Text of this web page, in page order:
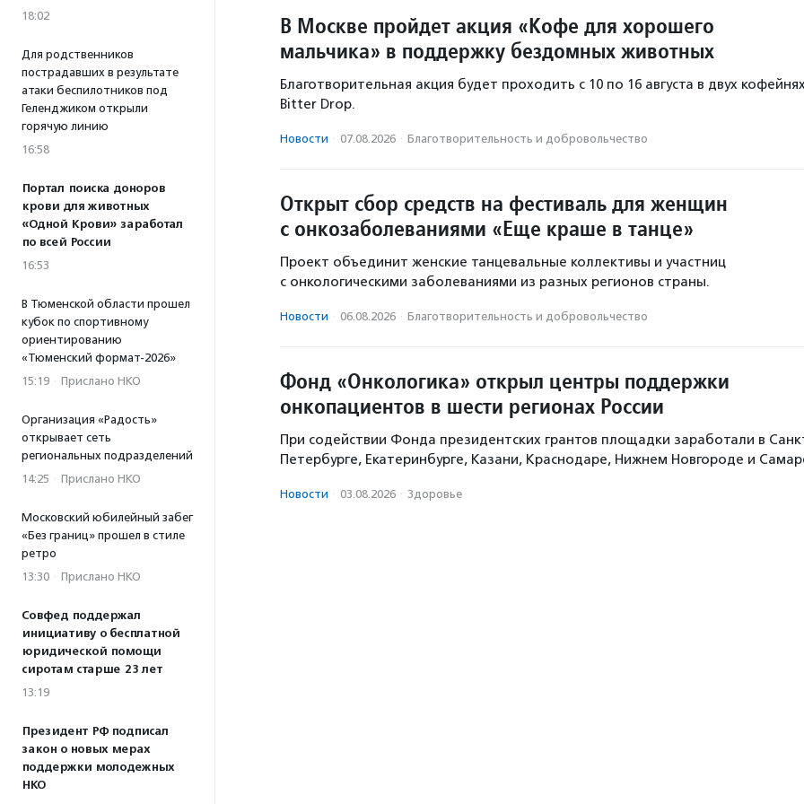
18:02
Для родственников
пострадавших в результате
атаки беспилотников под
Геленджиком открыли
горячую линию
16:58
Портал поиска доноров
крови для животных
«Одной Крови» заработал
по всей России
16:53
В Тюменской области прошел
кубок по спортивному
ориентированию
«Тюменский формат-2026»
15:19 · Прислано НКО
Организация «Радость»
открывает сеть
региональных подразделений
14:25 · Прислано НКО
Московский юбилейный забег
«Без границ» прошел в стиле
ретро
13:30 · Прислано НКО
Совфед поддержал
инициативу о бесплатной
юридической помощи
сиротам старше 23 лет
13:19
Президент РФ подписал
закон о новых мерах
поддержки молодежных
НКО
В Москве пройдет акция «Кофе для хорошего
мальчика» в поддержку бездомных животных
Благотворительная акция будет проходить с 10 по 16 августа в двух
Bitter Drop.
Новости · 07.08.2026 · Благотвори­тель­ность и доброволь­чест­во
Открыт сбор средств на фестиваль для женщин
с онкозаболеваниями «Еще краше в танце»
Проект объединит женские танцевальные коллективы и участниц
с онкологическими заболеваниями из разных регионов страны.
Новости · 06.08.2026 · Благотвори­тель­ность и доброволь­чест­во
Фонд «Онкологика» открыл центры поддержки
онкопациентов в шести регионах России
При содействии Фонда президентских грантов площадки заработали в
Петербурге, Екатеринбурге, Казани, Краснодаре, Нижнем Новгороде и
Новости · 03.08.2026 · Здоровье